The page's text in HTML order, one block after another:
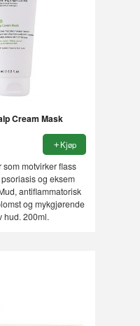
Cream Mask
Kjøp
motvirker flass
og eksem
antiflammatorisk
og mykgjørende
hud. 200ml.